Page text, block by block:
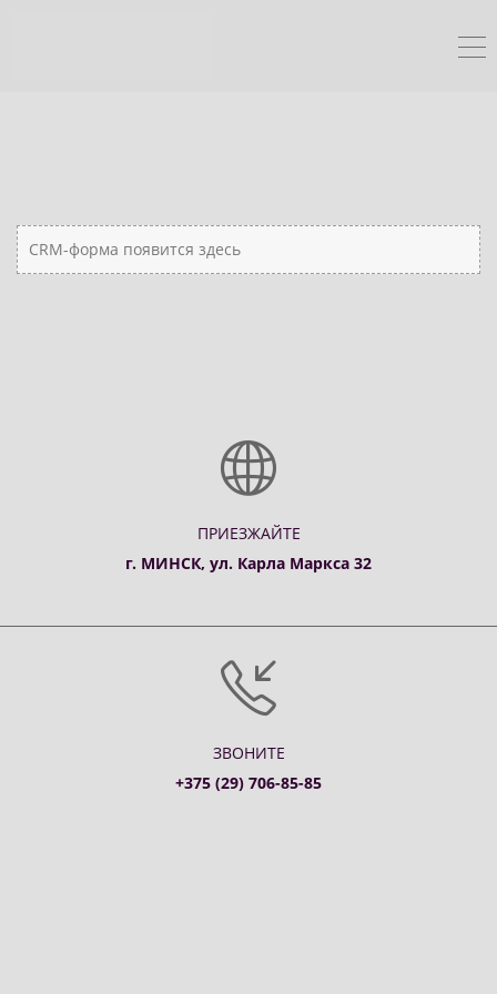
CRM-форма появится здесь
ПРИЕЗЖАЙТЕ
г. МИНСК, ул. Карла Маркса 32
ЗВОНИТЕ
+375 (29) 706-85-85